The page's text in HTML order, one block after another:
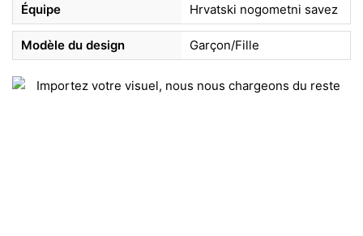
Équipe Hrvatski nogometni savez
Modèle du design Garçon/Fille